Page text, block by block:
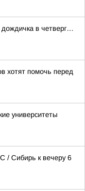
в четверг…
хотят помочь перед
университеты
/ Сибирь к вечеру 6